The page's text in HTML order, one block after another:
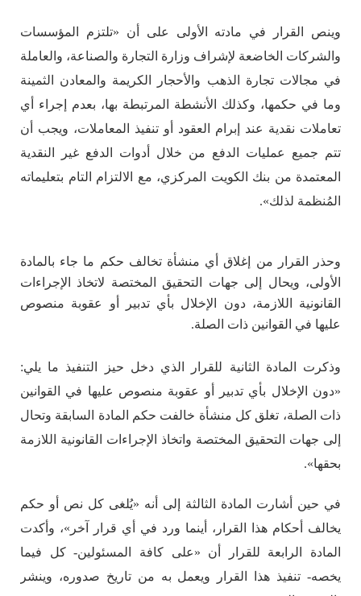
وينص القرار في مادته الأولى على أن «تلتزم المؤسسات
والشركات الخاضعة لإشراف وزارة التجارة والصناعة، والعاملة
في مجالات تجارة الذهب والأحجار الكريمة والمعادن الثمينة
وما في حكمها، وكذلك الأنشطة المرتبطة بها، بعدم إجراء أي
تعاملات نقدية عند إبرام العقود أو تنفيذ المعاملات، ويجب أن
تتم جميع عمليات الدفع من خلال أدوات الدفع غير النقدية
المعتمدة من بنك الكويت المركزي، مع الالتزام التام بتعليماته
المُنظمة لذلك».
وحذر القرار من إغلاق أي منشأة تخالف حكم ما جاء بالمادة
الأولى، ويحال إلى جهات التحقيق المختصة لاتخاذ الإجراءات
القانونية اللازمة، دون الإخلال بأي تدبير أو عقوبة منصوص
عليها في القوانين ذات الصلة.
وذكرت المادة الثانية للقرار الذي دخل حيز التنفيذ ما يلي:
«دون الإخلال بأي تدبير أو عقوبة منصوص عليها في القوانين
ذات الصلة، تغلق كل منشأة خالفت حكم المادة السابقة وتحال
إلى جهات التحقيق المختصة واتخاذ الإجراءات القانونية اللازمة
بحقها».
في حين أشارت المادة الثالثة إلى أنه «يُلغى كل نص أو حكم
يخالف أحكام هذا القرار، أينما ورد في أي قرار آخر»، وأكدت
المادة الرابعة للقرار أن «على كافة المسئولين- كل فيما
يخصه- تنفيذ هذا القرار ويعمل به من تاريخ صدوره، وينشر